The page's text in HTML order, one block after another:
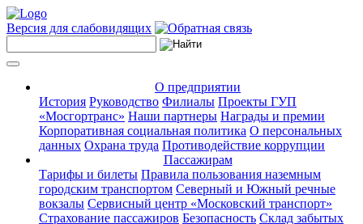
Версия для слабовидящих
О предприятии
История Руководство Филиалы Проекты ГУП
«Мосгортранс» Наши партнеры Награды и премии
Корпоративная социальная политика О персональных
данных Охрана труда Противодействие коррупции
Пассажирам
Тарифы и билеты Правила пользования наземным
городским транспортом Северный и Южный речные
вокзалы Сервисный центр «Московский транспорт»
Страхование пассажиров Безопасность Склад забытых